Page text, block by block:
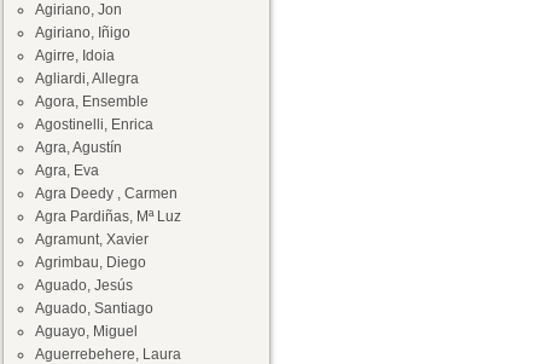
Agiriano, Jon
Agiriano, Iñigo
Agirre, Idoia
Agliardi, Allegra
Agora, Ensemble
Agostinelli, Enrica
Agra, Agustín
Agra, Eva
Agra Deedy , Carmen
Agra Pardiñas, Mª Luz
Agramunt, Xavier
Agrimbau, Diego
Aguado, Jesús
Aguado, Santiago
Aguayo, Miguel
Aguerrebehere, Laura